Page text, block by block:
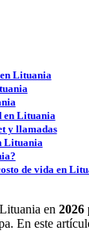
Lituania
en Lituania
y llamadas
Lituania
de vida en
en 2026
En este